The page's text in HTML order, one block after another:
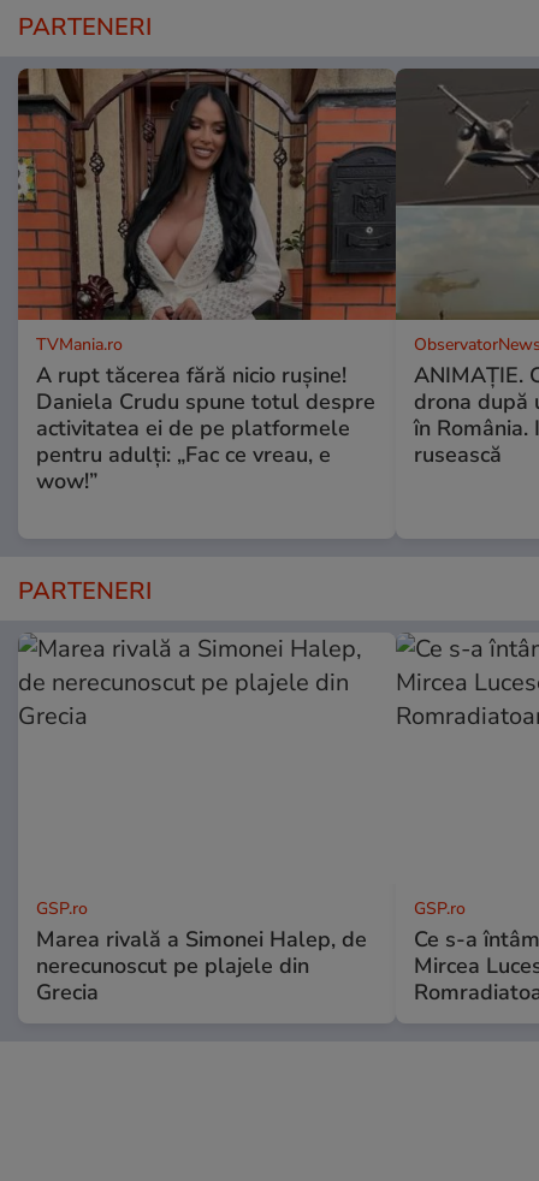
PARTENERI
TVMania.ro
A rupt tăcerea fără nicio rușine!
Daniela Crudu spune totul despre
activitatea ei de pe platformele
pentru adulți: „Fac ce vreau, e
wow!”
ANIMAŢIE.
drona după
în România.
rusească
PARTENERI
GSP.ro
Marea rivală a Simonei Halep, de
nerecunoscut pe plajele din
Grecia
GSP.ro
Ce s-a
Mircea